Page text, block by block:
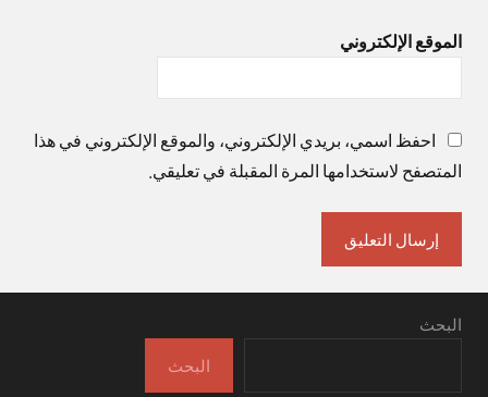
الموقع الإلكتروني
احفظ اسمي، بريدي الإلكتروني، والموقع الإلكتروني في هذا
المتصفح لاستخدامها المرة المقبلة في تعليقي.
البحث
البحث